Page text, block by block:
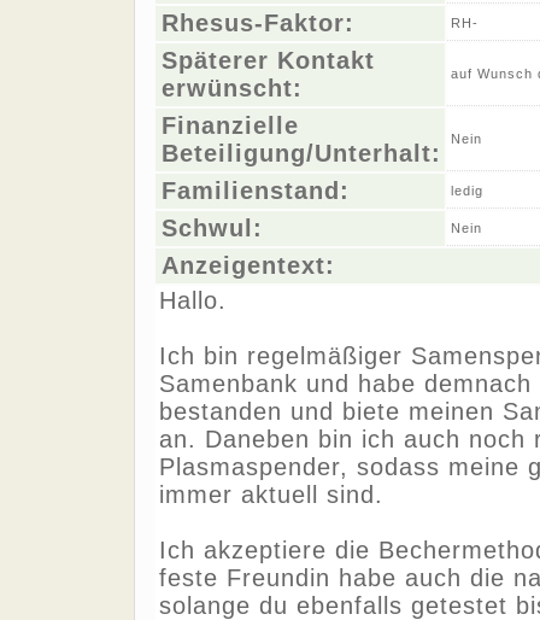
Rhesus-Faktor: RH-
Späterer Kontakt
erwünscht:
auf Wunsch
Finanzielle
Beteiligung/Unterhalt:
Nein
Familienstand: ledig
Schwul: Nein
Anzeigentext:
Hallo.
Ich bin regelmäßiger
Samenbank und habe
bestanden und biete meinen
an. Daneben bin ich auch noch
Plasmaspender, sodass meine
immer aktuell sind.
Ich akzeptiere die
feste Freundin habe auch die
solange du ebenfalls getestet